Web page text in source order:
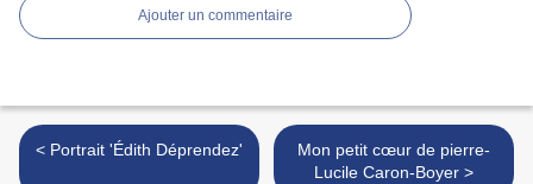
Ajouter un commentaire
< Portrait 'Édith Déprendez'
Mon petit cœur de pierre-
Lucile Caron-Boyer >